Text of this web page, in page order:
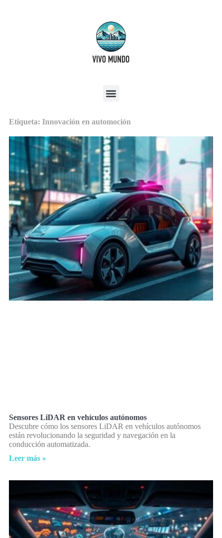
Etiqueta: Innovación en automoción
Sensores LiDAR en vehículos autónomos
Descubre cómo los sensores LiDAR en vehículos autónomos
están revolucionando la seguridad y navegación en la
conducción automatizada.
Leer más »